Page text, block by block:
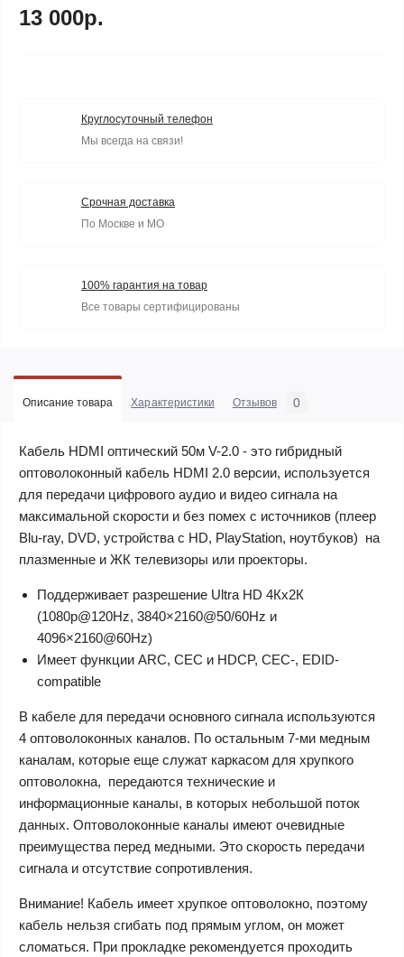
13 000р.
Круглосуточный телефон
Мы всегда на связи!
Срочная доставка
По Москве и МО
100% гарантия на товар
Все товары сертифицированы
Описание товара Характеристики Отзывов 0
Кабель HDMI оптический 50м V-2.0 - это гибридный
оптоволоконный кабель HDMI 2.0 версии, используется
для передачи цифрового аудио и видео сигнала на
максимальной скорости и без помех с источников (плеер
Blu-ray, DVD, устройства с HD, PlayStation, ноутбуков) на
плазменные и ЖК телевизоры или проекторы.
Поддерживает разрешение Ultra HD 4Кх2К
(1080p@120Hz, 3840×2160@50/60Hz и
4096×2160@60Hz)
Имеет функции ARC, СЕС и HDCP, CEC-, EDID-
compatible
В кабеле для передачи основного сигнала используются
4 оптоволоконных каналов. По остальным 7-ми медным
каналам, которые еще служат каркасом для хрупкого
оптоволокна, передаются технические и
информационные каналы, в которых небольшой поток
данных. Оптоволоконные каналы имеют очевидные
преимущества перед медными. Это скорость передачи
сигнала и отсутствие сопротивления.
Внимание! Кабель имеет хрупкое оптоволокно, поэтому
кабель нельзя сгибать под прямым углом, он может
сломаться. При прокладке рекомендуется проходить